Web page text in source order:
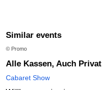
Similar events
© Promo
Alle Kassen, Auch Privat
Cabaret Show